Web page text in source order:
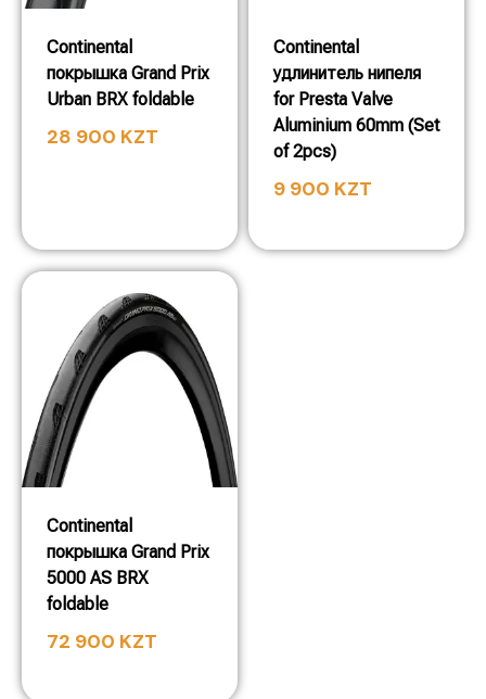
Continental
покрышка Grand Prix
Urban BRX foldable
28 900 KZT
Continental
удлинитель нипеля
for Presta Valve
Aluminium 60mm (Set
of 2pcs)
9 900 KZT
Continental
покрышка Grand Prix
5000 AS BRX
foldable
72 900 KZT